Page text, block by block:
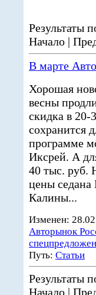
Результаты
Начало |
В марте
Хорошая
весны
скидка в
сохранится
программе
Иксрей. А
40 тыс. руб.
цены седана
Калины...
Изменен:
Авторынок
Путь: Статьи
Результаты
Начало |